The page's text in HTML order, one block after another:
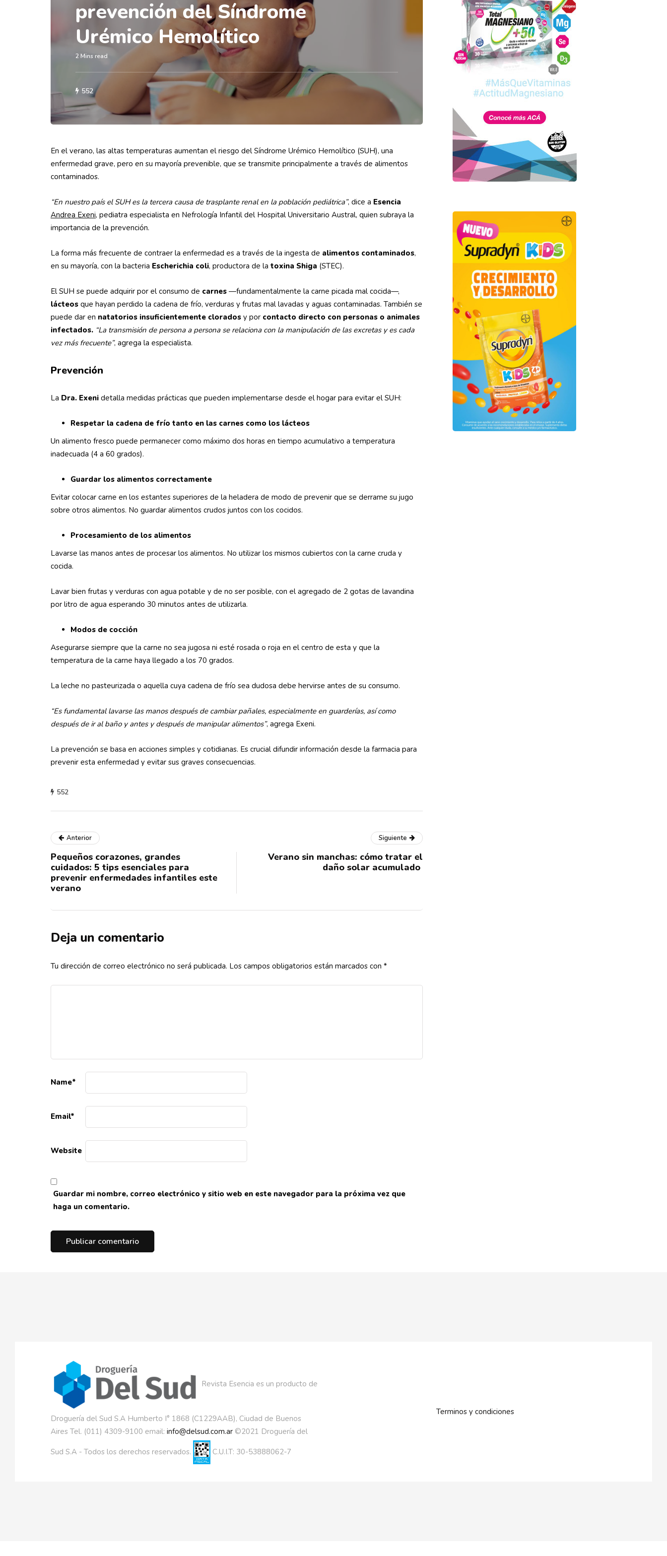
prevención del Síndrome
Urémico Hemolítico
2 Mins read
552
En el verano, las altas temperaturas aumentan el riesgo del Síndrome Urémico Hemolítico (SUH), una
enfermedad grave, pero en su mayoría prevenible, que se transmite principalmente a través de alimentos
contaminados.
“En nuestro país el SUH es la tercera causa de trasplante renal en la población pediátrica”, dice a Esencia
Andrea Exeni, pediatra especialista en Nefrología Infantil del Hospital Universitario Austral, quien subraya la
importancia de la prevención.
La forma más frecuente de contraer la enfermedad es a través de la ingesta de alimentos contaminados,
en su mayoría, con la bacteria Escherichia coli, productora de la toxina Shiga (STEC).
El SUH se puede adquirir por el consumo de carnes —fundamentalmente la carne picada mal cocida—,
lácteos que hayan perdido la cadena de frío, verduras y frutas mal lavadas y aguas contaminadas. También se
puede dar en natatorios insuficientemente clorados y por contacto directo con personas o animales
infectados. “La transmisión de persona a persona se relaciona con la manipulación de las excretas y es cada
vez más frecuente”, agrega la especialista.
Prevención
La Dra. Exeni detalla medidas prácticas que pueden implementarse desde el hogar para evitar el SUH:
Respetar la cadena de frío tanto en las carnes como los lácteos
Un alimento fresco puede permanecer como máximo dos horas en tiempo acumulativo a temperatura
inadecuada (4 a 60 grados).
Guardar los alimentos correctamente
Evitar colocar carne en los estantes superiores de la heladera de modo de prevenir que se derrame su jugo
sobre otros alimentos. No guardar alimentos crudos juntos con los cocidos.
Procesamiento de los alimentos
Lavarse las manos antes de procesar los alimentos. No utilizar los mismos cubiertos con la carne cruda y
cocida.
Lavar bien frutas y verduras con agua potable y de no ser posible, con el agregado de 2 gotas de lavandina
por litro de agua esperando 30 minutos antes de utilizarla.
Modos de cocción
Asegurarse siempre que la carne no sea jugosa ni esté rosada o roja en el centro de esta y que la
temperatura de la carne haya llegado a los 70 grados.
La leche no pasteurizada o aquella cuya cadena de frío sea dudosa debe hervirse antes de su consumo.
“Es fundamental lavarse las manos después de cambiar pañales, especialmente en guarderías, así como
después de ir al baño y antes y después de manipular alimentos”, agrega Exeni.
La prevención se basa en acciones simples y cotidianas. Es crucial difundir información desde la farmacia para
prevenir esta enfermedad y evitar sus graves consecuencias.
552
Anterior
Pequeños corazones, grandes
cuidados: 5 tips esenciales para
prevenir enfermedades infantiles este
verano
Siguiente
Verano sin manchas: cómo tratar el
daño solar acumulado
Deja un comentario
Tu dirección de correo electrónico no será publicada. Los campos obligatorios están marcados con *
Name*
Email*
Website
Guardar mi nombre, correo electrónico y sitio web en este navegador para la próxima vez que
haga un comentario.
Revista Esencia es un producto de
Droguería del Sud S.A Humberto I° 1868 (C1229AAB), Ciudad de Buenos
Aires Tel. (011) 4309-9100 email: info@delsud.com.ar ©2021 Droguería del
Sud S.A - Todos los derechos reservados. C.U.I.T: 30-53888062-7
Terminos y condiciones